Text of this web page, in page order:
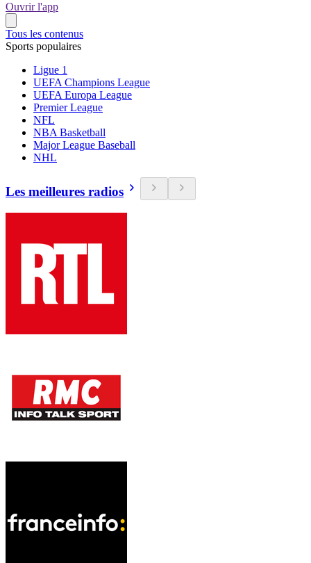
Ouvrir l'app
Tous les contenus
Sports populaires
Ligue 1
UEFA Champions League
UEFA Europa League
Premier League
NFL
NBA Basketball
Major League Baseball
NHL
Les meilleures radios